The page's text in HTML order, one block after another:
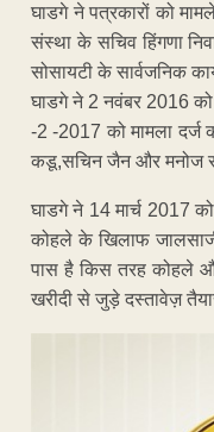
घाडगे ने पत्रकारों को
संस्था के सचिव हिंगणा
सोसायटी के सार्वजनिक
घाडगे ने 2 नवंबर 2016
-2 -2017 को मामला
कडू,सचिन जैन और मनोज
घाडगे ने 14 मार्च 2017
कोहले के खिलाफ
पास है किस तरह कोहले
खरीदी से जुड़े दस्तावेज़